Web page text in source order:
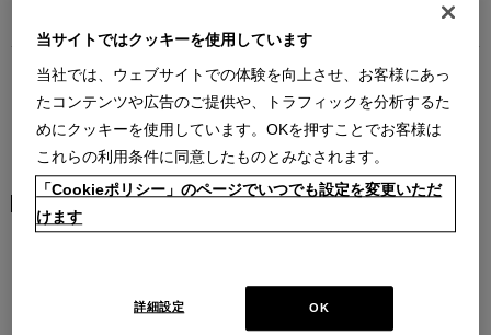
在庫：残りわずか
SOCIETY (ソサエティ) - REM ボッ
SOCIETY (ソサエティ) - REM ボッ
当サイトではクッキーを使用しています
当社では、ウェブサイトでの体験を向上させ、お客様にあっ
たコンテンツや広告のご提供や、トラフィックを分析するた
めにクッキーを使用しています。OKを押すことでお客様は
これらの利用条件に同意したものとみなされます。
「Cookieポリシー」のページでいつでも設定を変更いただ
けます
OK
詳細設定